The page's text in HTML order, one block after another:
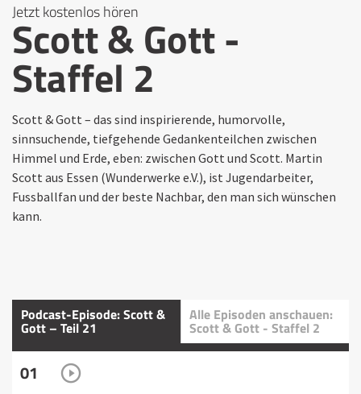
Jetzt kostenlos hören
Scott & Gott -
Staffel 2
Scott & Gott – das sind inspirierende, humorvolle,
sinnsuchende, tiefgehende Gedankenteilchen zwischen
Himmel und Erde, eben: zwischen Gott und Scott. Martin
Scott aus Essen (Wunderwerke e.V.), ist Jugendarbeiter,
Fussballfan und der beste Nachbar, den man sich wünschen
kann.
Podcast-Episode: Scott &
Gott – Teil 21
Alle Episoden anschauen:
Scott & Gott - Staffel 2
01